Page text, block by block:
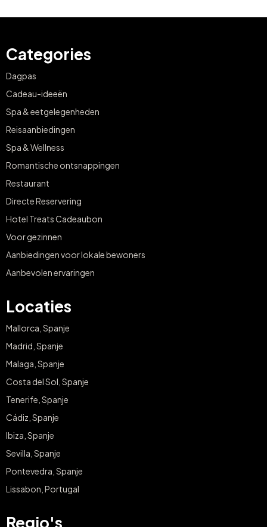
Categories
Dagpas
Cadeau-ideeën
Spa & eetgelegenheden
Reisaanbiedingen
Spa & Wellness
Romantische ontsnappingen
Restaurant
Directe Reservering
Hotel Treats Cadeaubon
Voor gezinnen
Aanbiedingen voor lokale bewoners
Aanbevolen ervaringen
Locaties
Mallorca, Spanje
Madrid, Spanje
Malaga, Spanje
Costa del Sol, Spanje
Tenerife, Spanje
Cádiz, Spanje
Ibiza, Spanje
Sevilla, Spanje
Pontevedra, Spanje
Lissabon, Portugal
Regio's